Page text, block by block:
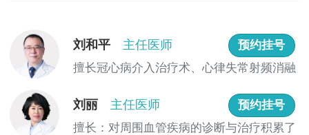
异。女士的雌激素水平波动较大，会导致血管壁发生变
化，增加了静脉曲张的风险。
人群。随着年龄的增长，人体内血管壁的弹力会逐渐减
弱，血管对压力的承受能力下降，容易引发静脉曲张。
刘和平 主任医师
预约挂号
擅长冠心病介入治疗术、心律失常射频消融
刘丽 主任医师
预约挂号
擅长：对周围血管疾病的诊断与治疗积累了